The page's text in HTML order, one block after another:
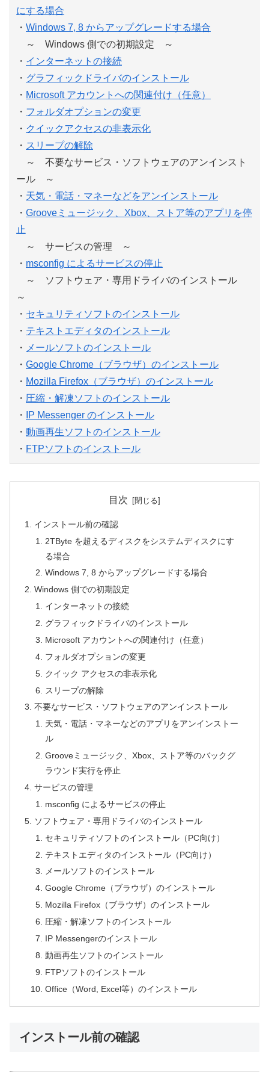
にする場合
・ Windows 7, 8 からアップグレードする場合
～ Windows 側での初期設定 ～
・ インターネットの接続
・ グラフィックドライバのインストール
・ Microsoft アカウントへの関連付け（任意）
・ フォルダオプションの変更
・ クイックアクセスの非表示化
・ スリープの解除
～ 不要なサービス・ソフトウェアのアンインスト
ール ～
・ 天気・電話・マネーなどをアンインストール
・ Grooveミュージック、Xbox、ストア等のアプリを停
止
～ サービスの管理 ～
・ msconfig によるサービスの停止
～ ソフトウェア・専用ドライバのインストール
～
・ セキュリティソフトのインストール
・ テキストエディタのインストール
・ メールソフトのインストール
・ Google Chrome（ブラウザ）のインストール
・ Mozilla Firefox（ブラウザ）のインストール
・ 圧縮・解凍ソフトのインストール
・
IP Messenger のインストール
・ 動画再生ソフトのインストール
・ FTPソフトのインストール
目次
インストール前の確認
2TByte を超えるディスクをシステムディスクにす
る場合
Windows 7, 8 からアップグレードする場合
Windows 側での初期設定
インターネットの接続
グラフィックドライバのインストール
Microsoft アカウントへの関連付け（任意）
フォルダオプションの変更
クイック アクセスの非表示化
スリープの解除
不要なサービス・ソフトウェアのアンインストール
天気・電話・マネーなどのアプリをアンインストー
ル
Grooveミュージック、Xbox、ストア等のバックグ
ラウンド実行を停止
サービスの管理
msconfig によるサービスの停止
ソフトウェア・専用ドライバのインストール
セキュリティソフトのインストール（PC向け）
テキストエディタのインストール（PC向け）
メールソフトのインストール
Google Chrome（ブラウザ）のインストール
Mozilla Firefox（ブラウザ）のインストール
圧縮・解凍ソフトのインストール
IP Messengerのインストール
動画再生ソフトのインストール
FTPソフトのインストール
Office（Word, Excel等）のインストール
インストール前の確認